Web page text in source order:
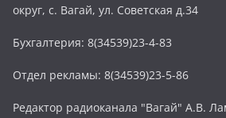
округ, с. Вагай, ул. Советская д.34
Бухгалтерия: 8(34539)23-4-83
Отдел рекламы: 8(34539)23-5-86
Редактор радиоканала "Вагай" А.В.